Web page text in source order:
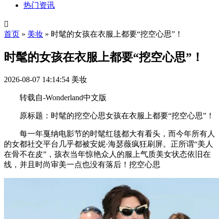
热门资讯

首页 » 美妆 » 时髦的女孩在衣服上都要“挖空心思”！
时髦的女孩在衣服上都要“挖空心思”！
2026-08-07 14:14:54 美妆
转载自-Wonderland中文版
原标题：时髦的挖空心思女孩在衣服上都要“挖空心思”！
每一年戛纳电影节的时髦红毯都大有看头，而今年所有人
的女都社交平台几乎都被安妮·海瑟薇疯狂刷屏。正所谓“美人
在骨不在皮”，孩衣当年惊艳众人的服上气质美女状态依旧在
线，并且时尚审美一点也没有落后！挖空心思